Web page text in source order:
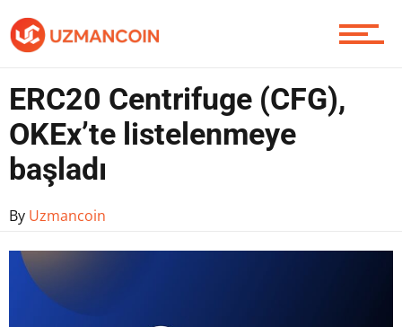
Piyasa
ERC20 Centrifuge (CFG),
OKEx’te listelenmeye
başladı
By Uzmancoin